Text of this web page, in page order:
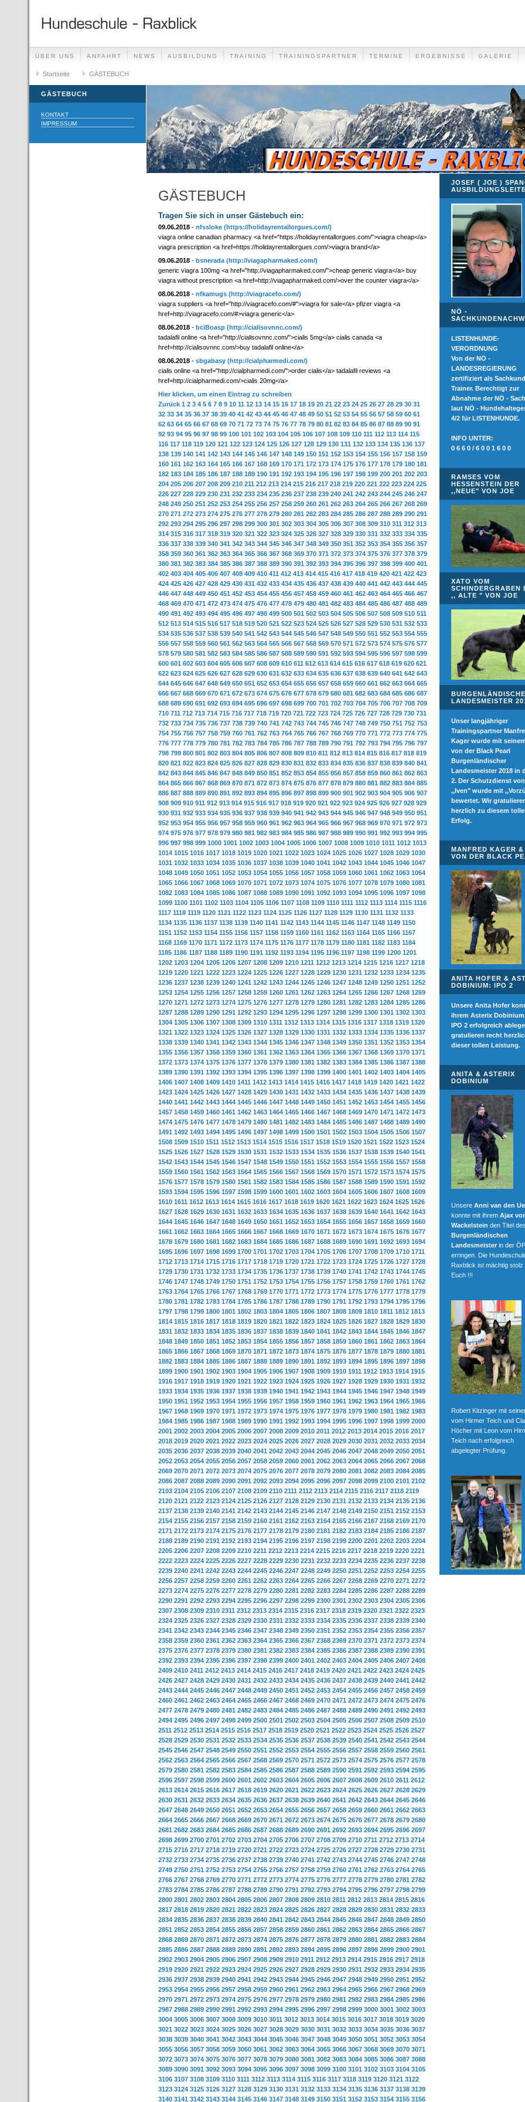
ÜBER UNS ANFAHRT NEWS AUSBILDUNG TRAINING TRAININGSPARTNER TERMINE ERGEBNISSE GALERIE
GÄSTEBUCH LINKS
Startseite GÄSTEBUCH
GÄSTEBUCH
KONTAKT
IMPRESSUM
GÄSTEBUCH
Tragen Sie sich in unser Gästebuch ein:
09.06.2018 - nfssloke (https://holidayrentallorgues.com/)
viagra online canadian pharmacy <a href="https://holidayrentallorgues.com/">viagra cheap</a>
viagra prescription <a href=https://holidayrentallorgues.com/>viagra brand</a>
09.06.2018 - bsnerada (http://viagapharmaked.com/)
generic viagra 100mg <a href="http://viagapharmaked.com/">cheap generic viagra</a> buy
viagra without prescription <a href=http://viagapharmaked.com/>over the counter viagra</a>
08.06.2018 - nfkamugs (http://viagracefo.com/)
viagra suppliers <a href="http://viagracefo.com/#">viagra for sale</a> pfizer viagra <a
href=http://viagracefo.com/#>viagra generic</a>
08.06.2018 - bciBoasp (http://cialisovnnc.com/)
tadalafil online <a href="http://cialisovnnc.com/">cialis 5mg</a> cialis canada <a
href=http://cialisovnnc.com/>buy tadalafil online</a>
08.06.2018 - sbgabasy (http://cialpharmedi.com/)
cialis online <a href="http://cialpharmedi.com/">order cialis</a> tadalafil reviews <a
href=http://cialpharmedi.com/>cialis 20mg</a>
Hier klicken, um einen Eintrag zu schreiben
Zurück 1 2 3 4 5 6 7 8 9 10 11 12 13 14 15 16 17 18 19 20 21 22 23 24 25 26 27 28 29 30 31
32 33 34 35 36 37 38 39 40 41 42 43 44 45 46 47 48 49 50 51 52 53 54 55 56 57 58 59 60 61
62 63 64 65 66 67 68 69 70 71 72 73 74 75 76 77 78 79 80 81 82 83 84 85 86 87 88 89 90 91
92 93 94 95 96 97 98 99 100 101 102 103 104 105 106 107 108 109 110 111 112 113 114 115
116 117 118 119 120 121 122 123 124 125 126 127 128 129 130 131 132 133 134 135 136 137
138 139 140 141 142 143 144 145 146 147 148 149 150 151 152 153 154 155 156 157 158 159
160 161 162 163 164 165 166 167 168 169 170 171 172 173 174 175 176 177 178 179 180 181
182 183 184 185 186 187 188 189 190 191 192 193 194 195 196 197 198 199 200 201 202 203
204 205 206 207 208 209 210 211 212 213 214 215 216 217 218 219 220 221 222 223 224 225
226 227 228 229 230 231 232 233 234 235 236 237 238 239 240 241 242 243 244 245 246 247
248 249 250 251 252 253 254 255 256 257 258 259 260 261 262 263 264 265 266 267 268 269
270 271 272 273 274 275 276 277 278 279 280 281 282 283 284 285 286 287 288 289 290 291
292 293 294 295 296 297 298 299 300 301 302 303 304 305 306 307 308 309 310 311 312 313
314 315 316 317 318 319 320 321 322 323 324 325 326 327 328 329 330 331 332 333 334 335
336 337 338 339 340 341 342 343 344 345 346 347 348 349 350 351 352 353 354 355 356 357
358 359 360 361 362 363 364 365 366 367 368 369 370 371 372 373 374 375 376 377 378 379
380 381 382 383 384 385 386 387 388 389 390 391 392 393 394 395 396 397 398 399 400 401
402 403 404 405 406 407 408 409 410 411 412 413 414 415 416 417 418 419 420 421 422 423
424 425 426 427 428 429 430 431 432 433 434 435 436 437 438 439 440 441 442 443 444 445
446 447 448 449 450 451 452 453 454 455 456 457 458 459 460 461 462 463 464 465 466 467
468 469 470 471 472 473 474 475 476 477 478 479 480 481 482 483 484 485 486 487 488 489
490 491 492 493 494 495 496 497 498 499 500 501 502 503 504 505 506 507 508 509 510 511
512 513 514 515 516 517 518 519 520 521 522 523 524 525 526 527 528 529 530 531 532 533
534 535 536 537 538 539 540 541 542 543 544 545 546 547 548 549 550 551 552 553 554 555
556 557 558 559 560 561 562 563 564 565 566 567 568 569 570 571 572 573 574 575 576 577
578 579 580 581 582 583 584 585 586 587 588 589 590 591 592 593 594 595 596 597 598 599
600 601 602 603 604 605 606 607 608 609 610 611 612 613 614 615 616 617 618 619 620 621
622 623 624 625 626 627 628 629 630 631 632 633 634 635 636 637 638 639 640 641 642 643
644 645 646 647 648 649 650 651 652 653 654 655 656 657 658 659 660 661 662 663 664 665
666 667 668 669 670 671 672 673 674 675 676 677 678 679 680 681 682 683 684 685 686 687
688 689 690 691 692 693 694 695 696 697 698 699 700 701 702 703 704 705 706 707 708 709
710 711 712 713 714 715 716 717 718 719 720 721 722 723 724 725 726 727 728 729 730 731
732 733 734 735 736 737 738 739 740 741 742 743 744 745 746 747 748 749 750 751 752 753
754 755 756 757 758 759 760 761 762 763 764 765 766 767 768 769 770 771 772 773 774 775
776 777 778 779 780 781 782 783 784 785 786 787 788 789 790 791 792 793 794 795 796 797
798 799 800 801 802 803 804 805 806 807 808 809 810 811 812 813 814 815 816 817 818 819
820 821 822 823 824 825 826 827 828 829 830 831 832 833 834 835 836 837 838 839 840 841
842 843 844 845 846 847 848 849 850 851 852 853 854 855 856 857 858 859 860 861 862 863
864 865 866 867 868 869 870 871 872 873 874 875 876 877 878 879 880 881 882 883 884 885
886 887 888 889 890 891 892 893 894 895 896 897 898 899 900 901 902 903 904 905 906 907
908 909 910 911 912 913 914 915 916 917 918 919 920 921 922 923 924 925 926 927 928 929
930 931 932 933 934 935 936 937 938 939 940 941 942 943 944 945 946 947 948 949 950 951
952 953 954 955 956 957 958 959 960 961 962 963 964 965 966 967 968 969 970 971 972 973
974 975 976 977 978 979 980 981 982 983 984 985 986 987 988 989 990 991 992 993 994 995
996 997 998 999 1000 1001 1002 1003 1004 1005 1006 1007 1008 1009 1010 1011 1012 1013
1014 1015 1016 1017 1018 1019 1020 1021 1022 1023 1024 1025 1026 1027 1028 1029 1030
1031 1032 1033 1034 1035 1036 1037 1038 1039 1040 1041 1042 1043 1044 1045 1046 1047
1048 1049 1050 1051 1052 1053 1054 1055 1056 1057 1058 1059 1060 1061 1062 1063 1064
1065 1066 1067 1068 1069 1070 1071 1072 1073 1074 1075 1076 1077 1078 1079 1080 1081
1082 1083 1084 1085 1086 1087 1088 1089 1090 1091 1092 1093 1094 1095 1096 1097 1098
1099 1100 1101 1102 1103 1104 1105 1106 1107 1108 1109 1110 1111 1112 1113 1114 1115 1116
1117 1118 1119 1120 1121 1122 1123 1124 1125 1126 1127 1128 1129 1130 1131 1132 1133
1134 1135 1136 1137 1138 1139 1140 1141 1142 1143 1144 1145 1146 1147 1148 1149 1150
1151 1152 1153 1154 1155 1156 1157 1158 1159 1160 1161 1162 1163 1164 1165 1166 1167
1168 1169 1170 1171 1172 1173 1174 1175 1176 1177 1178 1179 1180 1181 1182 1183 1184
1185 1186 1187 1188 1189 1190 1191 1192 1193 1194 1195 1196 1197 1198 1199 1200 1201
1202 1203 1204 1205 1206 1207 1208 1209 1210 1211 1212 1213 1214 1215 1216 1217 1218
1219 1220 1221 1222 1223 1224 1225 1226 1227 1228 1229 1230 1231 1232 1233 1234 1235
1236 1237 1238 1239 1240 1241 1242 1243 1244 1245 1246 1247 1248 1249 1250 1251 1252
1253 1254 1255 1256 1257 1258 1259 1260 1261 1262 1263 1264 1265 1266 1267 1268 1269
1270 1271 1272 1273 1274 1275 1276 1277 1278 1279 1280 1281 1282 1283 1284 1285 1286
1287 1288 1289 1290 1291 1292 1293 1294 1295 1296 1297 1298 1299 1300 1301 1302 1303
1304 1305 1306 1307 1308 1309 1310 1311 1312 1313 1314 1315 1316 1317 1318 1319 1320
1321 1322 1323 1324 1325 1326 1327 1328 1329 1330 1331 1332 1333 1334 1335 1336 1337
1338 1339 1340 1341 1342 1343 1344 1345 1346 1347 1348 1349 1350 1351 1352 1353 1354
1355 1356 1357 1358 1359 1360 1361 1362 1363 1364 1365 1366 1367 1368 1369 1370 1371
1372 1373 1374 1375 1376 1377 1378 1379 1380 1381 1382 1383 1384 1385 1386 1387 1388
1389 1390 1391 1392 1393 1394 1395 1396 1397 1398 1399 1400 1401 1402 1403 1404 1405
1406 1407 1408 1409 1410 1411 1412 1413 1414 1415 1416 1417 1418 1419 1420 1421 1422
1423 1424 1425 1426 1427 1428 1429 1430 1431 1432 1433 1434 1435 1436 1437 1438 1439
1440 1441 1442 1443 1444 1445 1446 1447 1448 1449 1450 1451 1452 1453 1454 1455 1456
1457 1458 1459 1460 1461 1462 1463 1464 1465 1466 1467 1468 1469 1470 1471 1472 1473
1474 1475 1476 1477 1478 1479 1480 1481 1482 1483 1484 1485 1486 1487 1488 1489 1490
1491 1492 1493 1494 1495 1496 1497 1498 1499 1500 1501 1502 1503 1504 1505 1506 1507
1508 1509 1510 1511 1512 1513 1514 1515 1516 1517 1518 1519 1520 1521 1522 1523 1524
1525 1526 1527 1528 1529 1530 1531 1532 1533 1534 1535 1536 1537 1538 1539 1540 1541
1542 1543 1544 1545 1546 1547 1548 1549 1550 1551 1552 1553 1554 1555 1556 1557 1558
1559 1560 1561 1562 1563 1564 1565 1566 1567 1568 1569 1570 1571 1572 1573 1574 1575
1576 1577 1578 1579 1580 1581 1582 1583 1584 1585 1586 1587 1588 1589 1590 1591 1592
1593 1594 1595 1596 1597 1598 1599 1600 1601 1602 1603 1604 1605 1606 1607 1608 1609
1610 1611 1612 1613 1614 1615 1616 1617 1618 1619 1620 1621 1622 1623 1624 1625 1626
1627 1628 1629 1630 1631 1632 1633 1634 1635 1636 1637 1638 1639 1640 1641 1642 1643
1644 1645 1646 1647 1648 1649 1650 1651 1652 1653 1654 1655 1656 1657 1658 1659 1660
1661 1662 1663 1664 1665 1666 1667 1668 1669 1670 1671 1672 1673 1674 1675 1676 1677
1678 1679 1680 1681 1682 1683 1684 1685 1686 1687 1688 1689 1690 1691 1692 1693 1694
1695 1696 1697 1698 1699 1700 1701 1702 1703 1704 1705 1706 1707 1708 1709 1710 1711
1712 1713 1714 1715 1716 1717 1718 1719 1720 1721 1722 1723 1724 1725 1726 1727 1728
1729 1730 1731 1732 1733 1734 1735 1736 1737 1738 1739 1740 1741 1742 1743 1744 1745
1746 1747 1748 1749 1750 1751 1752 1753 1754 1755 1756 1757 1758 1759 1760 1761 1762
1763 1764 1765 1766 1767 1768 1769 1770 1771 1772 1773 1774 1775 1776 1777 1778 1779
1780 1781 1782 1783 1784 1785 1786 1787 1788 1789 1790 1791 1792 1793 1794 1795 1796
1797 1798 1799 1800 1801 1802 1803 1804 1805 1806 1807 1808 1809 1810 1811 1812 1813
1814 1815 1816 1817 1818 1819 1820 1821 1822 1823 1824 1825 1826 1827 1828 1829 1830
1831 1832 1833 1834 1835 1836 1837 1838 1839 1840 1841 1842 1843 1844 1845 1846 1847
1848 1849 1850 1851 1852 1853 1854 1855 1856 1857 1858 1859 1860 1861 1862 1863 1864
1865 1866 1867 1868 1869 1870 1871 1872 1873 1874 1875 1876 1877 1878 1879 1880 1881
1882 1883 1884 1885 1886 1887 1888 1889 1890 1891 1892 1893 1894 1895 1896 1897 1898
1899 1900 1901 1902 1903 1904 1905 1906 1907 1908 1909 1910 1911 1912 1913 1914 1915
1916 1917 1918 1919 1920 1921 1922 1923 1924 1925 1926 1927 1928 1929 1930 1931 1932
1933 1934 1935 1936 1937 1938 1939 1940 1941 1942 1943 1944 1945 1946 1947 1948 1949
1950 1951 1952 1953 1954 1955 1956 1957 1958 1959 1960 1961 1962 1963 1964 1965 1966
1967 1968 1969 1970 1971 1972 1973 1974 1975 1976 1977 1978 1979 1980 1981 1982 1983
1984 1985 1986 1987 1988 1989 1990 1991 1992 1993 1994 1995 1996 1997 1998 1999 2000
2001 2002 2003 2004 2005 2006 2007 2008 2009 2010 2011 2012 2013 2014 2015 2016 2017
2018 2019 2020 2021 2022 2023 2024 2025 2026 2027 2028 2029 2030 2031 2032 2033 2034
2035 2036 2037 2038 2039 2040 2041 2042 2043 2044 2045 2046 2047 2048 2049 2050 2051
2052 2053 2054 2055 2056 2057 2058 2059 2060 2061 2062 2063 2064 2065 2066 2067 2068
2069 2070 2071 2072 2073 2074 2075 2076 2077 2078 2079 2080 2081 2082 2083 2084 2085
2086 2087 2088 2089 2090 2091 2092 2093 2094 2095 2096 2097 2098 2099 2100 2101 2102
2103 2104 2105 2106 2107 2108 2109 2110 2111 2112 2113 2114 2115 2116 2117 2118 2119
2120 2121 2122 2123 2124 2125 2126 2127 2128 2129 2130 2131 2132 2133 2134 2135 2136
2137 2138 2139 2140 2141 2142 2143 2144 2145 2146 2147 2148 2149 2150 2151 2152 2153
2154 2155 2156 2157 2158 2159 2160 2161 2162 2163 2164 2165 2166 2167 2168 2169 2170
2171 2172 2173 2174 2175 2176 2177 2178 2179 2180 2181 2182 2183 2184 2185 2186 2187
2188 2189 2190 2191 2192 2193 2194 2195 2196 2197 2198 2199 2200 2201 2202 2203 2204
2205 2206 2207 2208 2209 2210 2211 2212 2213 2214 2215 2216 2217 2218 2219 2220 2221
2222 2223 2224 2225 2226 2227 2228 2229 2230 2231 2232 2233 2234 2235 2236 2237 2238
2239 2240 2241 2242 2243 2244 2245 2246 2247 2248 2249 2250 2251 2252 2253 2254 2255
2256 2257 2258 2259 2260 2261 2262 2263 2264 2265 2266 2267 2268 2269 2270 2271 2272
2273 2274 2275 2276 2277 2278 2279 2280 2281 2282 2283 2284 2285 2286 2287 2288 2289
2290 2291 2292 2293 2294 2295 2296 2297 2298 2299 2300 2301 2302 2303 2304 2305 2306
2307 2308 2309 2310 2311 2312 2313 2314 2315 2316 2317 2318 2319 2320 2321 2322 2323
2324 2325 2326 2327 2328 2329 2330 2331 2332 2333 2334 2335 2336 2337 2338 2339 2340
2341 2342 2343 2344 2345 2346 2347 2348 2349 2350 2351 2352 2353 2354 2355 2356 2357
2358 2359 2360 2361 2362 2363 2364 2365 2366 2367 2368 2369 2370 2371 2372 2373 2374
2375 2376 2377 2378 2379 2380 2381 2382 2383 2384 2385 2386 2387 2388 2389 2390 2391
2392 2393 2394 2395 2396 2397 2398 2399 2400 2401 2402 2403 2404 2405 2406 2407 2408
2409 2410 2411 2412 2413 2414 2415 2416 2417 2418 2419 2420 2421 2422 2423 2424 2425
2426 2427 2428 2429 2430 2431 2432 2433 2434 2435 2436 2437 2438 2439 2440 2441 2442
2443 2444 2445 2446 2447 2448 2449 2450 2451 2452 2453 2454 2455 2456 2457 2458 2459
2460 2461 2462 2463 2464 2465 2466 2467 2468 2469 2470 2471 2472 2473 2474 2475 2476
2477 2478 2479 2480 2481 2482 2483 2484 2485 2486 2487 2488 2489 2490 2491 2492 2493
2494 2495 2496 2497 2498 2499 2500 2501 2502 2503 2504 2505 2506 2507 2508 2509 2510
2511 2512 2513 2514 2515 2516 2517 2518 2519 2520 2521 2522 2523 2524 2525 2526 2527
2528 2529 2530 2531 2532 2533 2534 2535 2536 2537 2538 2539 2540 2541 2542 2543 2544
2545 2546 2547 2548 2549 2550 2551 2552 2553 2554 2555 2556 2557 2558 2559 2560 2561
2562 2563 2564 2565 2566 2567 2568 2569 2570 2571 2572 2573 2574 2575 2576 2577 2578
2579 2580 2581 2582 2583 2584 2585 2586 2587 2588 2589 2590 2591 2592 2593 2594 2595
2596 2597 2598 2599 2600 2601 2602 2603 2604 2605 2606 2607 2608 2609 2610 2611 2612
2613 2614 2615 2616 2617 2618 2619 2620 2621 2622 2623 2624 2625 2626 2627 2628 2629
2630 2631 2632 2633 2634 2635 2636 2637 2638 2639 2640 2641 2642 2643 2644 2645 2646
2647 2648 2649 2650 2651 2652 2653 2654 2655 2656 2657 2658 2659 2660 2661 2662 2663
2664 2665 2666 2667 2668 2669 2670 2671 2672 2673 2674 2675 2676 2677 2678 2679 2680
2681 2682 2683 2684 2685 2686 2687 2688 2689 2690 2691 2692 2693 2694 2695 2696 2697
2698 2699 2700 2701 2702 2703 2704 2705 2706 2707 2708 2709 2710 2711 2712 2713 2714
2715 2716 2717 2718 2719 2720 2721 2722 2723 2724 2725 2726 2727 2728 2729 2730 2731
2732 2733 2734 2735 2736 2737 2738 2739 2740 2741 2742 2743 2744 2745 2746 2747 2748
2749 2750 2751 2752 2753 2754 2755 2756 2757 2758 2759 2760 2761 2762 2763 2764 2765
2766 2767 2768 2769 2770 2771 2772 2773 2774 2775 2776 2777 2778 2779 2780 2781 2782
2783 2784 2785 2786 2787 2788 2789 2790 2791 2792 2793 2794 2795 2796 2797 2798 2799
2800 2801 2802 2803 2804 2805 2806 2807 2808 2809 2810 2811 2812 2813 2814 2815 2816
2817 2818 2819 2820 2821 2822 2823 2824 2825 2826 2827 2828 2829 2830 2831 2832 2833
2834 2835 2836 2837 2838 2839 2840 2841 2842 2843 2844 2845 2846 2847 2848 2849 2850
2851 2852 2853 2854 2855 2856 2857 2858 2859 2860 2861 2862 2863 2864 2865 2866 2867
2868 2869 2870 2871 2872 2873 2874 2875 2876 2877 2878 2879 2880 2881 2882 2883 2884
2885 2886 2887 2888 2889 2890 2891 2892 2893 2894 2895 2896 2897 2898 2899 2900 2901
2902 2903 2904 2905 2906 2907 2908 2909 2910 2911 2912 2913 2914 2915 2916 2917 2918
2919 2920 2921 2922 2923 2924 2925 2926 2927 2928 2929 2930 2931 2932 2933 2934 2935
2936 2937 2938 2939 2940 2941 2942 2943 2944 2945 2946 2947 2948 2949 2950 2951 2952
2953 2954 2955 2956 2957 2958 2959 2960 2961 2962 2963 2964 2965 2966 2967 2968 2969
2970 2971 2972 2973 2974 2975 2976 2977 2978 2979 2980 2981 2982 2983 2984 2985 2986
2987 2988 2989 2990 2991 2992 2993 2994 2995 2996 2997 2998 2999 3000 3001 3002 3003
3004 3005 3006 3007 3008 3009 3010 3011 3012 3013 3014 3015 3016 3017 3018 3019 3020
3021 3022 3023 3024 3025 3026 3027 3028 3029 3030 3031 3032 3033 3034 3035 3036 3037
3038 3039 3040 3041 3042 3043 3044 3045 3046 3047 3048 3049 3050 3051 3052 3053 3054
3055 3056 3057 3058 3059 3060 3061 3062 3063 3064 3065 3066 3067 3068 3069 3070 3071
3072 3073 3074 3075 3076 3077 3078 3079 3080 3081 3082 3083 3084 3085 3086 3087 3088
3089 3090 3091 3092 3093 3094 3095 3096 3097 3098 3099 3100 3101 3102 3103 3104 3105
3106 3107 3108 3109 3110 3111 3112 3113 3114 3115 3116 3117 3118 3119 3120 3121 3122
3123 3124 3125 3126 3127 3128 3129 3130 3131 3132 3133 3134 3135 3136 3137 3138 3139
3140 3141 3142 3143 3144 3145 3146 3147 3148 3149 3150 3151 3152 3153 3154 3155 3156
JOSEF ( JOE )
NÖ -
LISTENHUNDE-
VERORDNUNG
Von der NÖ -
LANDESREGIERUNG
zertifiziert als
Trainer. Berechtigt zur
Abnahme der NÖ -
laut NÖ -
4/2 für LISTENHUNDE.
INFO UNTER:
0 6 6 0 / 6 0 0 1 6 0 0
RAMSES VOM
HESSENSTEIN DER
,,NEUE" VON JOE
XATO VOM
SCHINDERGRABEN
,, ALTE " VON JOE
LANDESMEISTER
Unser langjähriger
Trainingspartner
Kager wurde mit
von der Black Pearl
Burgenländischer
Landesmeister 2018 in
2. Der Schutzdienst von
,,Iven" wurde mit
bewertet. Wir
herzlich zu diesem
Erfolg.
MANFRED KAGER &
VON DER BLACK
ANITA HOFER &
DOBINIUM: IPO 2
Unsere Anita Hofer
ihrem Asterix
IPO 2 erfolgreich
gratulieren recht
dieser tollen Leistung.
ANITA & ASTERIX
DOBINIUM
Unsere Anni van den
konnte mit ihrem Ajax
Wackelstein den Titel des
Burgenländischen
Landesmeister in der
erringen. Die
Raxblick ist mächtig stolz
Euch !!!
Robert Kitzinger mit
vom Hirmer Teich und
Höcher mit Leon vom
Teich nach erfolgreich
abgelegter Prüfung.